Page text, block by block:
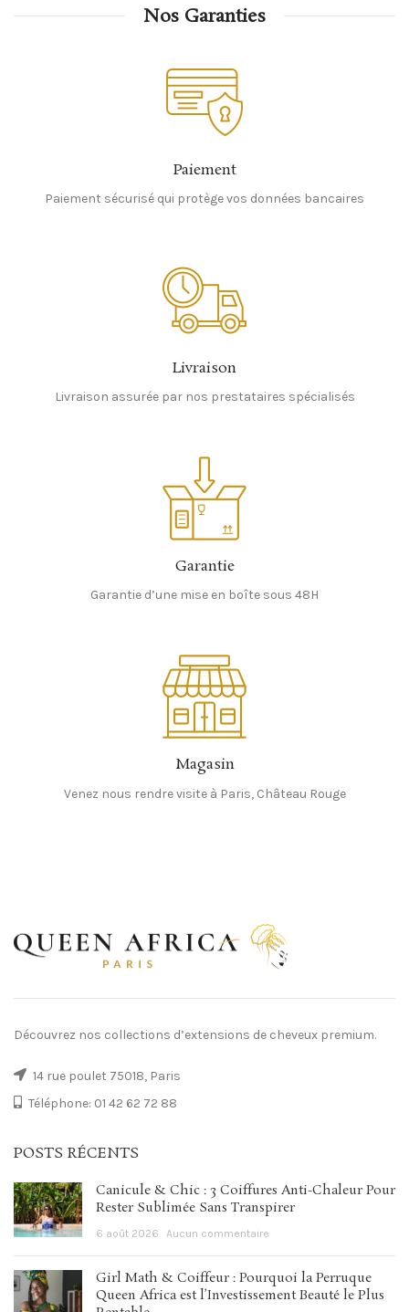
Nos Garanties
Paiement
Paiement sécurisé qui protège vos données bancaires
Livraison
Livraison assurée par nos prestataires spécialisés
Garantie
Garantie d’une mise en boîte sous 48H
Magasin
Venez nous rendre visite à Paris, Château Rouge
Découvrez nos collections d’extensions de cheveux premium.
14 rue poulet 75018, Paris
Téléphone: 01 42 62 72 88
POSTS RÉCENTS
Canicule & Chic : 3 Coiffures Anti-Chaleur Pour
Rester Sublimée Sans Transpirer
6 août 2026 Aucun commentaire
Girl Math & Coiffeur : Pourquoi la Perruque
Queen Africa est l’Investissement Beauté le Plus